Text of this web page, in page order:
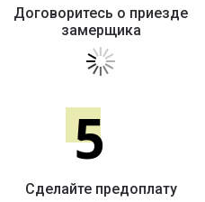
Договоритесь о приезде
замерщика
5
Сделайте предоплату